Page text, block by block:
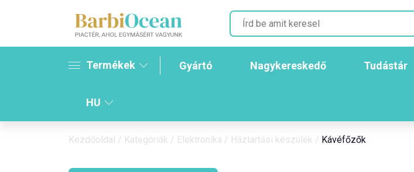
Termékek Gyártó Nagykereskedő Tudástár
HU
Kezdőoldal / Kategóriák / Elektronika / Háztartási készülék / Kávéfőzők